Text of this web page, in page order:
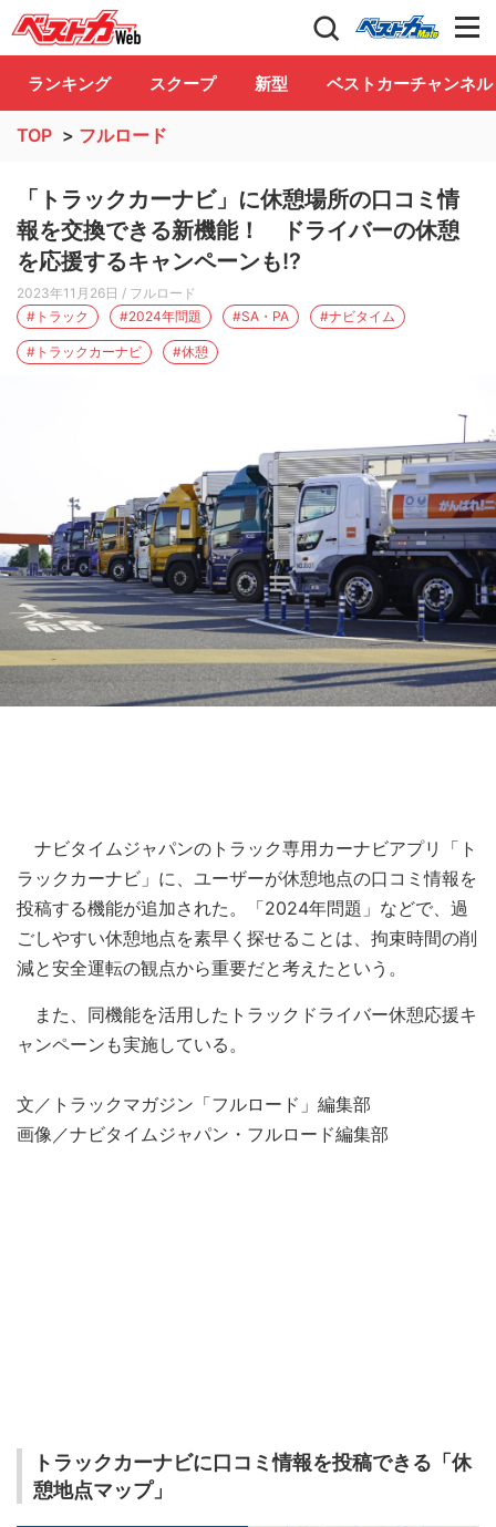
自動車情報誌「ベストカー」 Club
ランキング スクープ 新型 ベストカーチャンネル
TOP > フルロード
「トラックカーナビ」に休憩場所の口コミ情
報を交換できる新機能！ ドライバーの休憩
を応援するキャンペーンも!?
2023年11月26日 / フルロード
#トラック
#2024年問題 #SA・PA #ナビタイム
#トラックカーナビ #休憩
ナビタイムジャパンのトラック専用カーナビアプリ「ト
ラックカーナビ」に、ユーザーが休憩地点の口コミ情報を
投稿する機能が追加された。「2024年問題」などで、過
ごしやすい休憩地点を素早く探せることは、拘束時間の削
減と安全運転の観点から重要だと考えたという。
また、同機能を活用したトラックドライバー休憩応援キ
ャンペーンも実施している。
文／トラックマガジン「フルロード」編集部
画像／ナビタイムジャパン・フルロード編集部
トラックカーナビに口コミ情報を投稿できる「休
憩地点マップ」